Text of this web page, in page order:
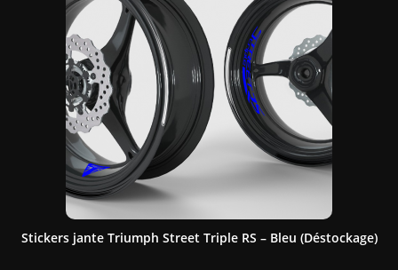
Stickers jante Triumph Street Triple RS – Bleu (Déstockage)